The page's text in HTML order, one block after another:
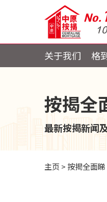
关于我们 格
按揭全
最新按揭新闻
主页 >按揭全面睇